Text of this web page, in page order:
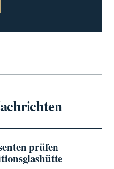
prüfen